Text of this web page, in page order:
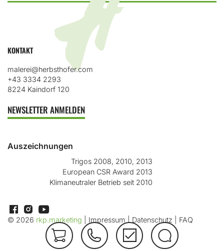
KONTAKT
malerei@herbsthofer.com
+43 3334 2293
8224 Kaindorf 120
NEWSLETTER ANMELDEN
Auszeichnungen
Trigos 2008, 2010, 2013
European CSR Award 2013
Klimaneutraler Betrieb seit 2010
© 2026 rkp.marketing Impressum Datenschutz FAQ